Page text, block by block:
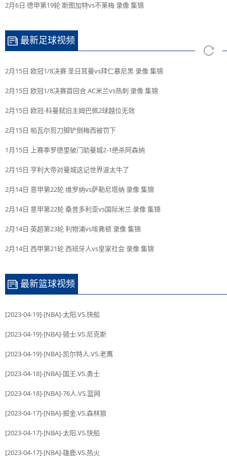
2月6日 德甲第19轮 斯图加特vs不莱梅 录像 集锦
最新足球视频
2月15日 欧冠1/8决赛 圣日耳曼vs拜仁慕尼黑 录像 集锦
2月15日 欧冠1/8决赛首回合 AC米兰vs热刺 录像 集锦
2月15日 欧冠-科曼弑旧主姆巴佩2球越位无效
2月15日 帕瓦尔剪刀脚铲倒梅西被罚下
1月15日 上赛季罗德里破门助曼城2-1绝杀阿森纳
2月15日 亨利大帝对曼城这记世界波太牛了
2月14日 意甲第22轮 维罗纳vs萨勒尼塔纳 录像 集锦
2月14日 意甲第22轮 桑普多利亚vs国际米兰 录像 集锦
2月14日 英超第23轮 利物浦vs埃弗顿 录像 集锦
2月14日 西甲第21轮 西班牙人vs皇家社会 录像 集锦
最新篮球视频
[2023-04-19]-[NBA]-太阳.VS.快船
[2023-04-19]-[NBA]-骑士.VS.尼克斯
[2023-04-19]-[NBA]-凯尔特人.VS.老鹰
[2023-04-18]-[NBA]-国王.VS.勇士
[2023-04-18]-[NBA]-76人.VS.篮网
[2023-04-17]-[NBA]-掘金.VS.森林狼
[2023-04-17]-[NBA]-太阳.VS.快船
[2023-04-17]-[NBA]-雄鹿.VS.热火